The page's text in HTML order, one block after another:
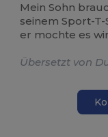
Mein Sohn
seinem Sport-
er mochte es
Übersetzt von